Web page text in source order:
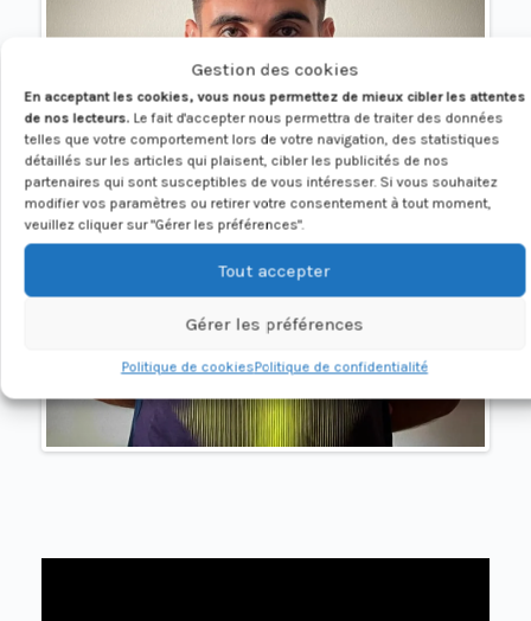
Gestion des cookies
En acceptant les cookies, vous nous permettez de mieux cibler les attentes
de nos lecteurs. Le fait d'accepter nous permettra de traiter des données
telles que votre comportement lors de votre navigation, des statistiques
détaillés sur les articles qui plaisent, cibler les publicités de nos
partenaires qui sont susceptibles de vous intéresser. Si vous souhaitez
modifier vos paramètres ou retirer votre consentement à tout moment,
veuillez cliquer sur "Gérer les préférences".
Tout accepter
Gérer les préférences
Politique de cookiesPolitique de confidentialité